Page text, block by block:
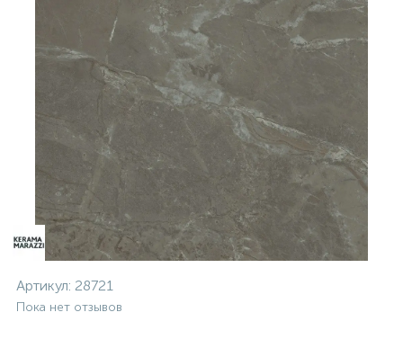
Артикул: 28721
Пока нет отзывов